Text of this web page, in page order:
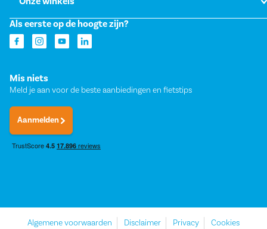
Als eerste op de hoogte zijn?
Mis niets
Meld je aan voor de beste aanbiedingen en fietstips
Aanmelden
Algemene voorwaarden Disclaimer Privacy Cookies